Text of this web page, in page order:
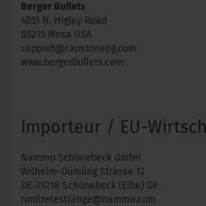
Berger Bullets
4051 N. Higley Road
85215 Mesa USA
support@capstonepg.com
www.bergerbullets.com
Importeur / EU-
Nammo Schönebeck GmbH
Wilhelm-Dümling Strasse 12
DE-39218 Schönebeck (Elbe) DE
rimfiretestrange@nammo.com